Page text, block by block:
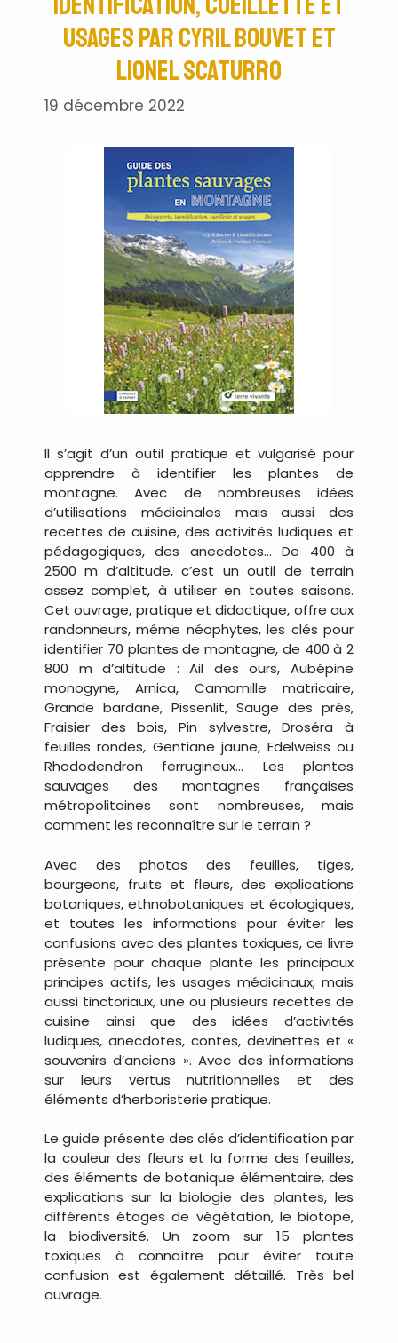
usages par Cyril Bouvet et
Lionel Scaturro
19 décembre 2022
Il s’agit d’un outil pratique et vulgarisé pour
apprendre à identifier les plantes de
montagne. Avec de nombreuses idées
d’utilisations médicinales mais aussi des
recettes de cuisine, des activités ludiques et
pédagogiques, des anecdotes… De 400 à
2500 m d’altitude, c’est un outil de terrain
assez complet, à utiliser en toutes saisons.
Cet ouvrage, pratique et didactique, offre aux
randonneurs, même néophytes, les clés pour
identifier 70 plantes de montagne, de 400 à 2
800 m d’altitude : Ail des ours, Aubépine
monogyne, Arnica, Camomille matricaire,
Grande bardane, Pissenlit, Sauge des prés,
Fraisier des bois, Pin sylvestre, Droséra à
feuilles rondes, Gentiane jaune, Edelweiss ou
Rhododendron ferrugineux… Les plantes
sauvages des montagnes françaises
métropolitaines sont nombreuses, mais
comment les reconnaître sur le terrain ?
Avec des photos des feuilles, tiges,
bourgeons, fruits et fleurs, des explications
botaniques, ethnobotaniques et écologiques,
et toutes les informations pour éviter les
confusions avec des plantes toxiques, ce livre
présente pour chaque plante les principaux
principes actifs, les usages médicinaux, mais
aussi tinctoriaux, une ou plusieurs recettes de
cuisine ainsi que des idées d’activités
ludiques, anecdotes, contes, devinettes et «
souvenirs d’anciens ». Avec des informations
sur leurs vertus nutritionnelles et des
éléments d’herboristerie pratique.
Le guide présente des clés d’identification par
la couleur des fleurs et la forme des feuilles,
des éléments de botanique élémentaire, des
explications sur la biologie des plantes, les
différents étages de végétation, le biotope,
la biodiversité. Un zoom sur 15 plantes
toxiques à connaître pour éviter toute
confusion est également détaillé. Très bel
ouvrage.